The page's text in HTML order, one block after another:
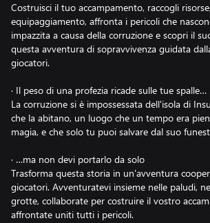
Costruisci il tuo accampamento, raccogli
equipaggiamento, affronta i pericoli che
impazzita a causa della corruzione e scopri il
questa avventura di sopravvivenza guidata
giocatori.
· Il peso di una profezia ricade sulle tue spalle…
La corruzione si è impossessata dell'isola di
che la abitano, un luogo che un tempo era
magia, e che solo tu puoi salvare dal suo
· …ma non devi portarlo da solo
Trasforma questa storia in un'avventura
giocatori. Avventuratevi insieme nelle paludi,
grotte, collaborate per costruire il vostro
affrontate uniti tutti i pericoli.